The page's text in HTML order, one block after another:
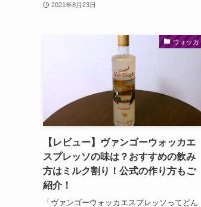
2021年8月23日
ウォッカ
【レビュー】ヴァンゴーウォッカエ
スプレッソの味は？おすすめの飲み
方はミルク割り！公式の作り方もご
紹介！
「ヴァンゴーウォッカエスプレッソってどん